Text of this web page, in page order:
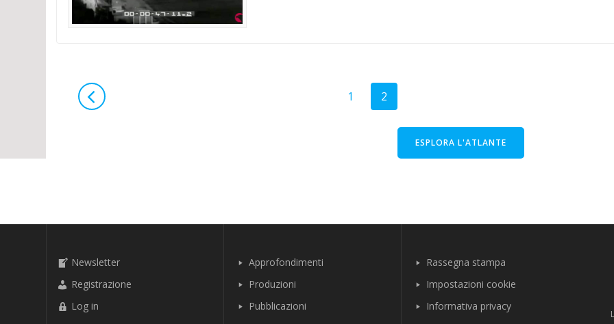
Navigazione
articoli
Pagina
1 Pagina
2
ESPLORA L'ATLANTE
Newsletter
Registrazione
Log in
Approfondimenti
Produzioni
Pubblicazioni
Rassegna stampa
Impostazioni cookie
Informativa privacy